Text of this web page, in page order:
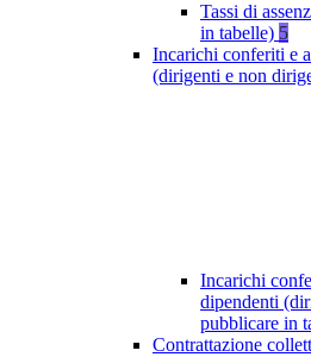
Tassi di
in tabelle) 5
Incarichi conferiti e
(dirigenti e non
Incarichi
dipendenti
pubblicare in
Contrattazione